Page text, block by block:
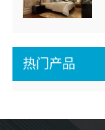
热门产品